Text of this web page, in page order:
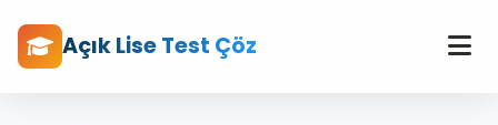
Açık Lise Test Çöz